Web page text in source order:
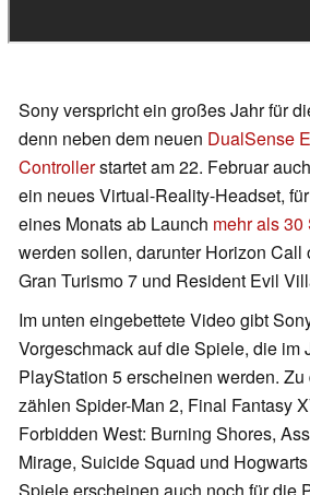
Sony verspricht ein großes Jahr für
denn neben dem neuen DualSense
Controllerstartet am 22. Februar auch
ein neues Virtual-Reality-Headset,
eines Monats ab Launch mehr als
werden sollen, darunter Horizon Call
Gran Turismo 7 und Resident Evil
Im unten eingebettete Video gibt
Vorgeschmack auf die Spiele, die im
PlayStation 5 erscheinen werden.
zählen Spider-Man 2, Final Fantasy
Forbidden West: Burning Shores,
Mirage, Suicide Squad und